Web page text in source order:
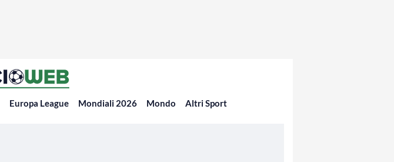
Europa League Mondiali 2026 Mondo Altri Sport